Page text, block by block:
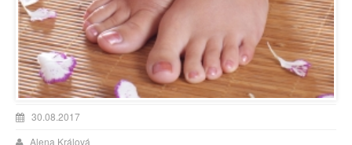
30.08.2017
Alena Králová